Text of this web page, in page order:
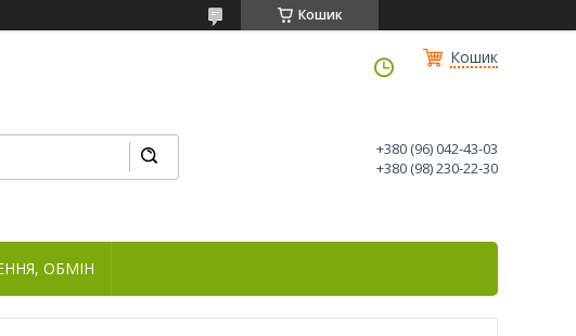
Кошик
Кошик
+380 (96) 042-43-03
+380 (98) 230-22-30
ОБМІН